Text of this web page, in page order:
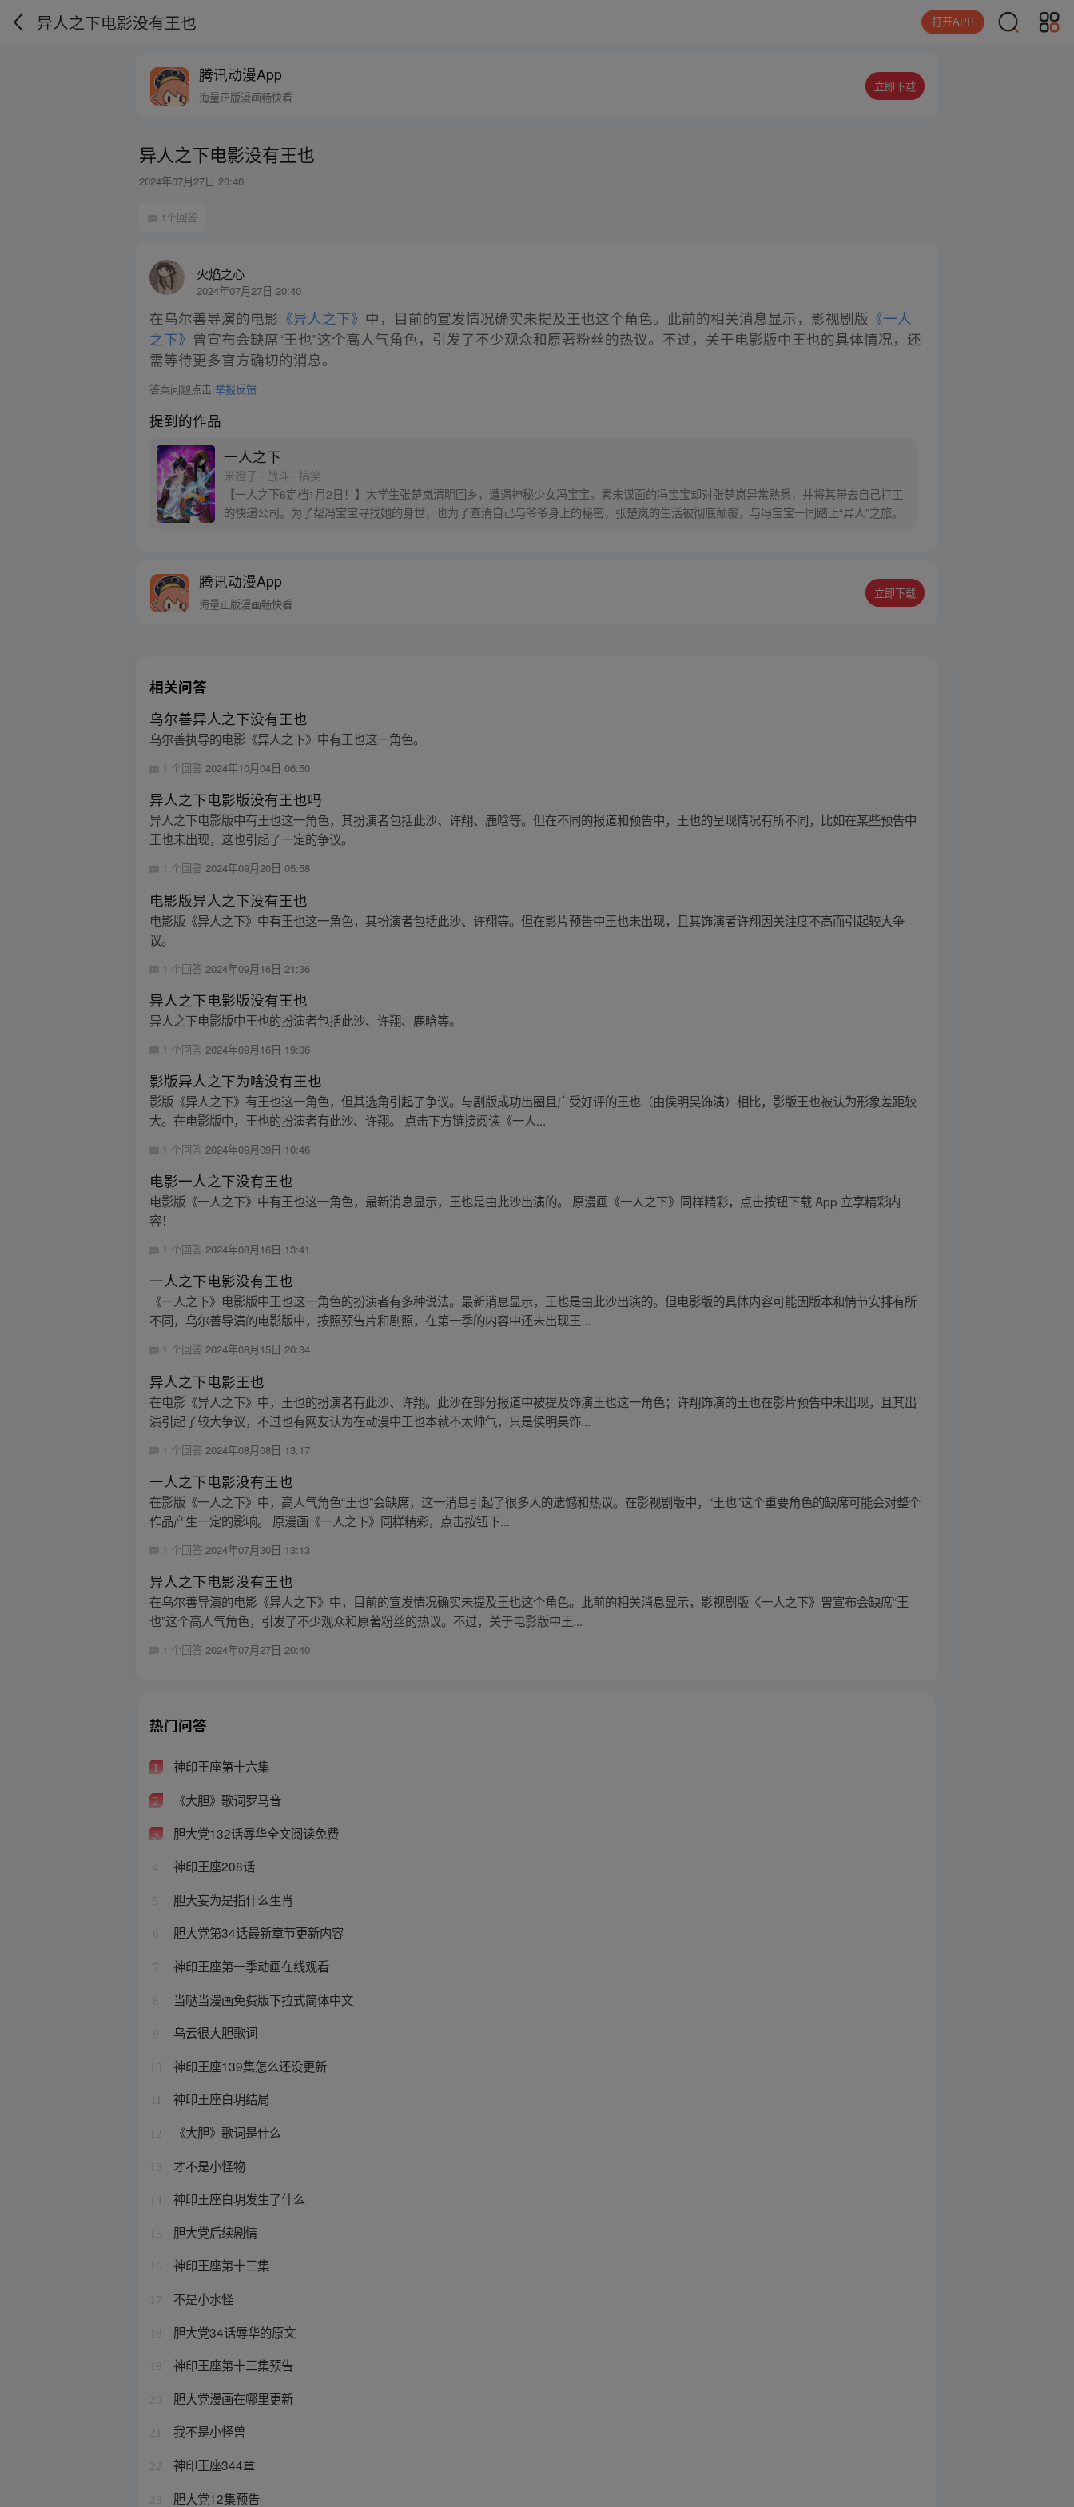
异人之下电影没有王也 打开APP
腾讯动漫App
海量正版漫画畅快看
立即下载
异人之下电影没有王也
2024年07月27日 20:40
1个回答
火焰之心
2024年07月27日 20:40
在乌尔善导演的电影 《异人之下》 中，目前的宣发情况确实未提及王也这个角色。此前的相关消息显示，影视剧版 《一人
之下》 曾宣布会缺席“王也”这个高人气角色，引发了不少观众和原著粉丝的热议。不过，关于电影版中王也的具体情况，还
需等待更多官方确切的消息。
答案问题点击举报反馈
提到的作品
一人之下
米橙子 · 战斗 · 搞笑
【一人之下6定档1月2日！】大学生张楚岚清明回乡，遭遇神秘少女冯宝宝。素未谋面的冯宝宝却对张楚岚异常熟悉，并将其带去自己打工
的快递公司。为了帮冯宝宝寻找她的身世，也为了查清自己与爷爷身上的秘密，张楚岚的生活被彻底颠覆，与冯宝宝一同踏上“异人”之旅。
腾讯动漫App
海量正版漫画畅快看
立即下载
相关问答
乌尔善异人之下没有王也
乌尔善执导的电影《异人之下》中有王也这一角色。
1 个回答2024年10月04日 06:50
异人之下电影版没有王也吗
异人之下电影版中有王也这一角色，其扮演者包括此沙、许翔、鹿晗等。但在不同的报道和预告中，王也的呈现情况有所不同，比如在某些预告中
王也未出现，这也引起了一定的争议。
1 个回答2024年09月20日 05:58
电影版异人之下没有王也
电影版《异人之下》中有王也这一角色，其扮演者包括此沙、许翔等。但在影片预告中王也未出现，且其饰演者许翔因关注度不高而引起较大争
议。
1 个回答 2024年09月16日 21:36
异人之下电影版没有王也
异人之下电影版中王也的扮演者包括此沙、许翔、鹿晗等。
1 个回答 2024年09月16日 19:06
影版异人之下为啥没有王也
影版《异人之下》有王也这一角色，但其选角引起了争议。与剧版成功出圈且广受好评的王也（由侯明昊饰演）相比，影版王也被认为形象差距较
大。在电影版中，王也的扮演者有此沙、许翔。 点击下方链接阅读《一人...
1 个回答2024年09月09日 10:46
电影一人之下没有王也
电影版《一人之下》中有王也这一角色，最新消息显示，王也是由此沙出演的。 原漫画《一人之下》同样精彩，点击按钮下载 App 立享精彩内
容！
1 个回答2024年08月16日 13:41
一人之下电影没有王也
《一人之下》电影版中王也这一角色的扮演者有多种说法。最新消息显示，王也是由此沙出演的。但电影版的具体内容可能因版本和情节安排有所
不同，乌尔善导演的电影版中，按照预告片和剧照，在第一季的内容中还未出现王...
1 个回答2024年08月15日 20:34
异人之下电影王也
在电影《异人之下》中，王也的扮演者有此沙、许翔。此沙在部分报道中被提及饰演王也这一角色；许翔饰演的王也在影片预告中未出现，且其出
演引起了较大争议，不过也有网友认为在动漫中王也本就不太帅气，只是侯明昊饰...
1 个回答 2024年08月08日 13:17
一人之下电影没有王也
在影版《一人之下》中，高人气角色“王也”会缺席，这一消息引起了很多人的遗憾和热议。在影视剧版中，“王也”这个重要角色的缺席可能会对整个
作品产生一定的影响。 原漫画《一人之下》同样精彩，点击按钮下...
1 个回答 2024年07月30日 13:13
异人之下电影没有王也
在乌尔善导演的电影《异人之下》中，目前的宣发情况确实未提及王也这个角色。此前的相关消息显示，影视剧版《一人之下》曾宣布会缺席“王
也”这个高人气角色，引发了不少观众和原著粉丝的热议。不过，关于电影版中王...
1 个回答2024年07月27日 20:40
热门问答
1 神印王座第十六集
2 《大胆》歌词罗马音
3 胆大党132话辱华全文阅读免费
4 神印王座208话
5 胆大妄为是指什么生肖
6 胆大党第34话最新章节更新内容
7 神印王座第一季动画在线观看
8 当哒当漫画免费版下拉式简体中文
9 乌云很大胆歌词
10 神印王座139集怎么还没更新
神印王座白玥结局
12 《大胆》歌词是什么
13 才不是小怪物
14 神印王座白玥发生了什么
15 胆大党后续剧情
16 神印王座第十三集
17 不是小水怪
18 胆大党34话辱华的原文
19 神印王座第十三集预告
20 胆大党漫画在哪里更新
21 我不是小怪兽
22 神印王座344章
23 胆大党12集预告